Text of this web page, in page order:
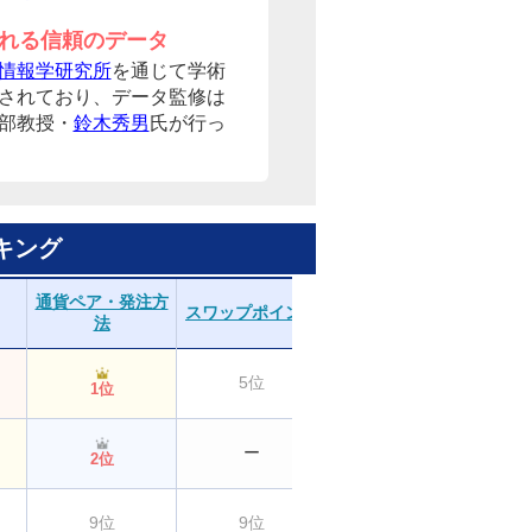
る信頼のデータ
報学研究所を通じて学術
れており、データ監修は
教授・ 鈴木秀男 氏が行っ
ング
通貨ペア・発注方
法
スワップポイント
1位 5位
2位 ー
9位 9位